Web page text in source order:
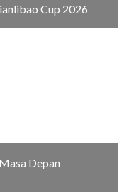
Cup 2026
Depan